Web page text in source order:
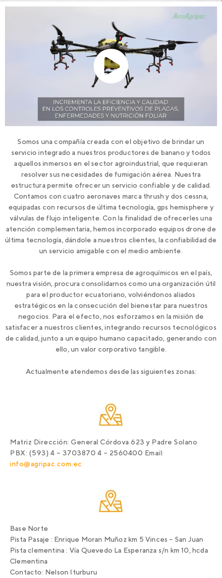
Somos una compañía creada con el objetivo de brindar un
servicio integrado a nuestros productores de banano y todos
aquellos inmersos en el sector agroindustrial, que requieran
resolver sus necesidades de fumigación aérea. Nuestra
estructura permite ofrecer un servicio confiable y de calidad.
Contamos con cuatro aeronaves marca thrush y dos cessna,
equipadas con recursos de última tecnología, gps hemisphere y
válvulas de flujo inteligente. Con la finalidad de ofrecerles una
atención complementaria, hemos incorporado equipos drone de
última tecnología, dándole a nuestros clientes, la confiabilidad de
un servicio amigable con el medio ambiente.
Somos parte de la primera empresa de agroquímicos en el país,
nuestra visión, procura consolidarnos como una organización útil
para el productor ecuatoriano, volviéndonos aliados
estratégicos en la consecución del bienestar para nuestros
negocios. Para el efecto, nos esforzamos en la misión de
satisfacer a nuestros clientes, integrando recursos tecnológicos
de calidad, junto a un equipo humano capacitado, generando con
ello, un valor corporativo tangible.
Actualmente atendemos desde las siguientes zonas:
Matriz Dirección: General Córdova 623 y Padre Solano
PBX: (593) 4 – 3703870 4 – 2560400 Email:
info@agripac.com.ec
Base Norte
Pista Pasaje : Enrique Moran Muñoz km 5 Vinces – San Juan
Pista clementina : Vía Quevedo La Esperanza s/n km 10, hcda
Clementina
Contacto: Nelson Iturburu